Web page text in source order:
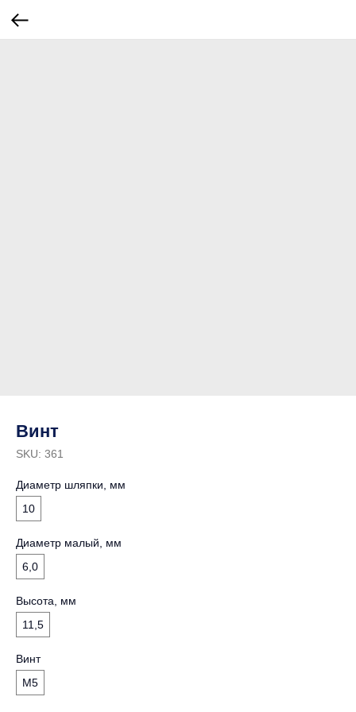
Винт
SKU: 361
Диаметр шляпки, мм
10
Диаметр малый, мм
6,0
Высота, мм
11,5
Винт
М5